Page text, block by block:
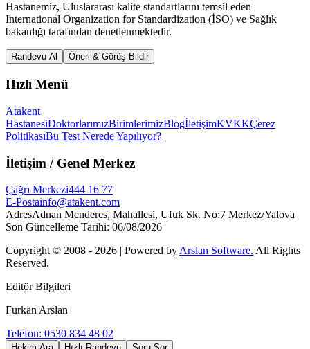
Hastanemiz, Uluslararası kalite standartlarını temsil eden
International Organization for Standardization (İSO) ve Sağlık
bakanlığı tarafından denetlenmektedir.
Randevu Al Öneri & Görüş Bildir
Hızlı Menü
Atakent
HastanesiDoktorlarımızBirimlerimizBlogİletişimKVKKÇerez
PolitikasıBu Test Nerede Yapılıyor?
İletişim / Genel Merkez
Çağrı Merkezi444 16 77
E-Postainfo@atakent.com
AdresAdnan Menderes, Mahallesi, Ufuk Sk. No:7 Merkez/Yalova
Son Güncelleme Tarihi: 06/08/2026
Copyright © 2008 - 2026 | Powered by Arslan Software. All Rights
Reserved.
Editör Bilgileri
Furkan Arslan
Telefon: 0530 834 48 02